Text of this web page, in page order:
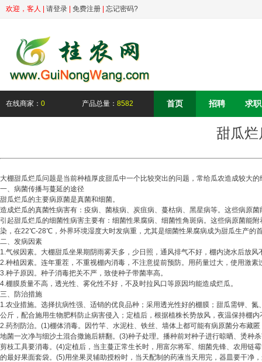
欢迎， 客人 请登录 免费注册 忘记密码?
在线商家： 0 产品总量： 8582 首页 招聘 求职
甜瓜
大棚甜瓜烂瓜问题是当前种植厚皮甜瓜中一个比较突出的问题，常给瓜农造成较大的
一、病菌传播与蔓延的途径
甜瓜烂瓜的主要病原菌是真菌和细菌。
造成烂瓜的真菌性病害有：疫病、菌核病、炭疽病、蔓枯病、黑星病等。这些病原
引起甜瓜烂瓜的细菌性病害主要有：细菌性果腐病、细菌性角斑病。这些病原菌能
染，在22℃-28℃，外界环境湿度大时发病重，尤其是细菌性果腐病成为甜瓜生产的
二、发病因素
1.气候因素。大棚甜瓜坐果期阴雨雾天多，少日照，通风排气不好，棚内浇水后放
2.种植因素。连年重茬，不重视棚内消毒，不注意提前预防。用药量过大，使用激素
3.种子原因。种子消毒把关不严，致使种子带菌率高。
4.棚膜质量不高，透光性、雾化性不好，不及时拉风口等原因均能造成烂瓜。
三、防治措施
1.农业措施。选择抗病性强、适销的优良品种；采用透光性好的棚膜；甜瓜需钾、
公斤，配合施用生物肥料防止病害侵入；定植后，根据植株长势放风，夜温保持
2.药剂防治。(1)棚体消毒。因竹竿、水泥柱、铁丝、墙体上都可能有病原菌分布藏
地菌一次净与细沙土混合撒施后耕翻。(3)种子处理。播种前对种子进行晾晒、烫
剪枝工具要消毒。(4)定植后，当主蔓正常生长时，用富尔将军、细菌先锋、农用链
的最好果面套袋。(5)用坐果灵辅助授粉时，当天配制的药液当天用完，器皿要干净